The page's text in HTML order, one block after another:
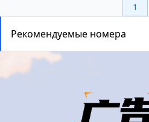
1
Рекомендуемые номера